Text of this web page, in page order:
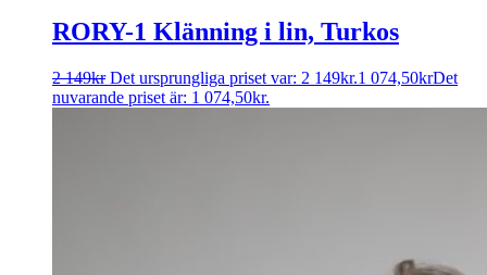
RORY-1 Klänning i lin, Turkos
2 149kr Det ursprungliga priset var: 2 149kr.1 074,50krDet
nuvarande priset är: 1 074,50kr.